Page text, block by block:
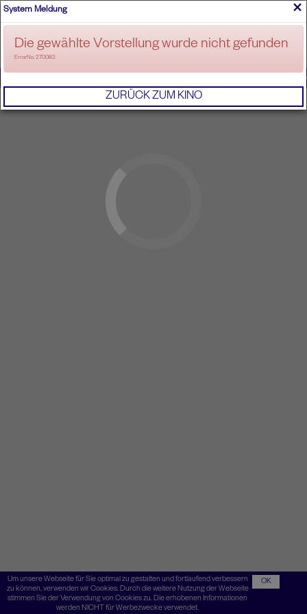
ANMELDEN
Um unsere Webseite für Sie optimal zu gestalten und fortlaufend verbessern
zu können, verwenden wir Cookies. Durch die weitere Nutzung der Webseite
stimmen Sie der Verwendung von Cookies zu. Die erhobenen Informationen
werden NICHT für Werbezwecke verwendet.
OK
×
System Meldung
Die gewählte Vorstellung wurde nicht gefunden
ErrorNo. 270083
ZURÜCK ZUM KINO